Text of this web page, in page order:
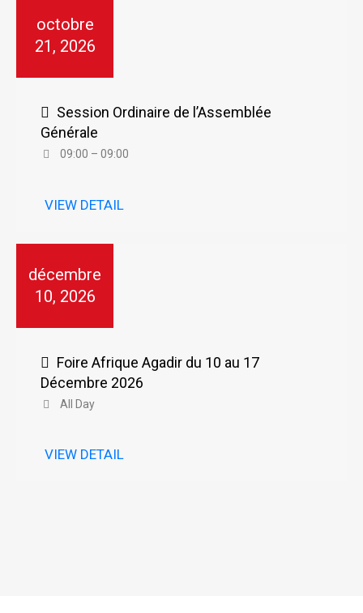
octobre
21, 2026
Session Ordinaire de l’Assemblée
Générale
09:00 – 09:00
VIEW DETAIL
décembre
10, 2026
Foire Afrique Agadir du 10 au 17
Décembre 2026
All Day
VIEW DETAIL